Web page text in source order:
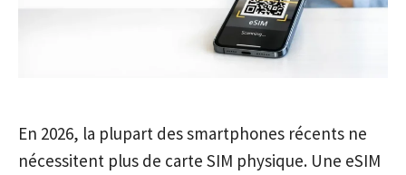
En 2026, la plupart des smartphones récents ne
nécessitent plus de carte SIM physique. Une eSIM